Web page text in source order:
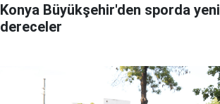
Konya Büyükşehir'den sporda yeni
dereceler